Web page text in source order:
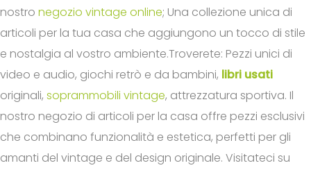
nostro negozio vintage online; Una collezione unica di
articoli per la tua casa che aggiungono un tocco di stile
e nostalgia al vostro ambiente.Troverete: Pezzi unici di
video e audio, giochi retrò e da bambini, libri usati
originali, soprammobili vintage, attrezzatura sportiva. Il
nostro negozio di articoli per la casa offre pezzi esclusivi
che combinano funzionalità e estetica, perfetti per gli
amanti del vintage e del design originale. Visitateci su